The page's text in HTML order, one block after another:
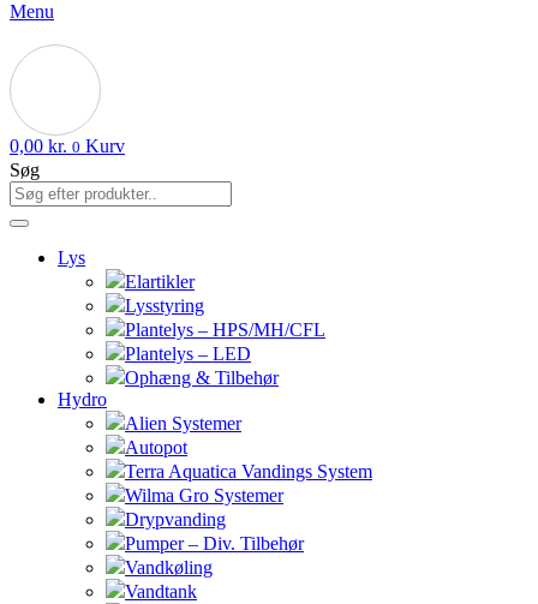
Menu
0,00 kr. 0 Kurv
Søg
Lys
Elartikler
Lysstyring
Plantelys – HPS/MH/CFL
Plantelys – LED
Ophæng & Tilbehør
Hydro
Alien Systemer
Autopot
Terra Aquatica Vandings System
Wilma Gro Systemer
Drypvanding
Pumper – Div. Tilbehør
Vandkøling
Vandtank